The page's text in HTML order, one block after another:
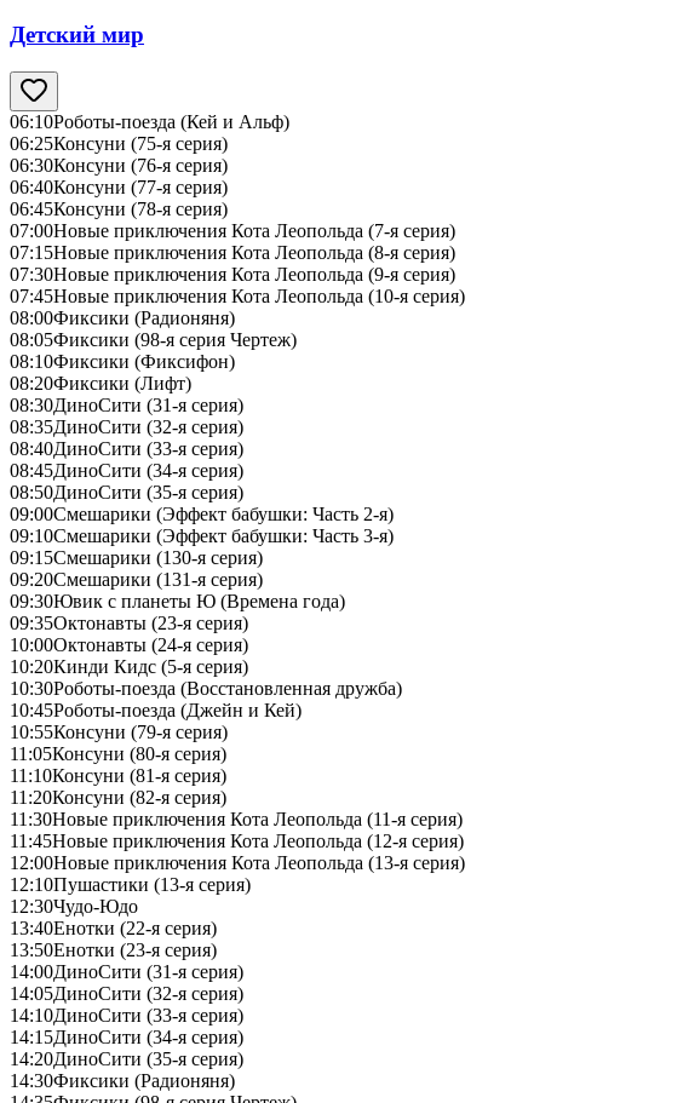
Детский мир
06:10Роботы-поезда (Кей и Альф)
06:25Консуни (75-я серия)
06:30Консуни (76-я серия)
06:40Консуни (77-я серия)
06:45Консуни (78-я серия)
07:00Новые приключения Кота Леопольда (7-я серия)
07:15Новые приключения Кота Леопольда (8-я серия)
07:30Новые приключения Кота Леопольда (9-я серия)
07:45Новые приключения Кота Леопольда (10-я серия)
08:00Фиксики (Радионяня)
08:05Фиксики (98-я серия Чертеж)
08:10Фиксики (Фиксифон)
08:20Фиксики (Лифт)
08:30ДиноСити (31-я серия)
08:35ДиноСити (32-я серия)
08:40ДиноСити (33-я серия)
08:45ДиноСити (34-я серия)
08:50ДиноСити (35-я серия)
09:00Смешарики (Эффект бабушки: Часть 2-я)
09:10Смешарики (Эффект бабушки: Часть 3-я)
09:15Смешарики (130-я серия)
09:20Смешарики (131-я серия)
09:30Ювик с планеты Ю (Времена года)
09:35Октонавты (23-я серия)
10:00Октонавты (24-я серия)
10:20Кинди Кидс (5-я серия)
10:30Роботы-поезда (Восстановленная дружба)
10:45Роботы-поезда (Джейн и Кей)
10:55Консуни (79-я серия)
11:05Консуни (80-я серия)
11:10Консуни (81-я серия)
11:20Консуни (82-я серия)
11:30Новые приключения Кота Леопольда (11-я серия)
11:45Новые приключения Кота Леопольда (12-я серия)
12:00Новые приключения Кота Леопольда (13-я серия)
12:10Пушастики (13-я серия)
12:30Чудо-Юдо
13:40Енотки (22-я серия)
13:50Енотки (23-я серия)
14:00ДиноСити (31-я серия)
14:05ДиноСити (32-я серия)
14:10ДиноСити (33-я серия)
14:15ДиноСити (34-я серия)
14:20ДиноСити (35-я серия)
14:30Фиксики (Радионяня)